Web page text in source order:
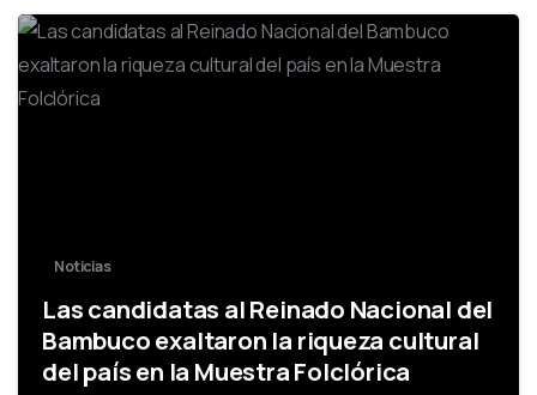
Noticias
Las candidatas al Reinado Nacional del
Bambuco exaltaron la riqueza cultural
del país en la Muestra Folclórica